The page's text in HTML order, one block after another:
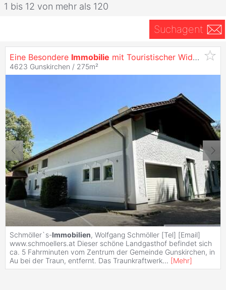
1 bis 12 von mehr als 120
Suchagent
Eine Besondere Immobilie mit Touristischer Widmung
4623 Gunskirchen / 275m²
Schmöller`s-Immobilien, Wolfgang Schmöller [Tel] [Email]
www.schmoellers.at Dieser schöne Landgasthof befindet sich
ca. 5 Fahrminuten vom Zentrum der Gemeinde Gunskirchen, in
Au bei der Traun, entfernt. Das Traunkraftwerk... [Mehr]